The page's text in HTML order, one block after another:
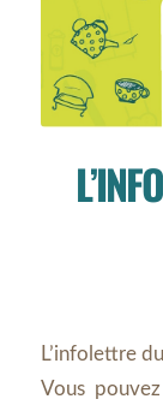
L’infolettre
Vous